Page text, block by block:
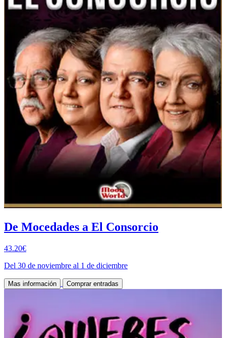
De Mocedades a El Consorcio
43.20€
Del 30 de noviembre al 1 de diciembre
Mas información Comprar entradas